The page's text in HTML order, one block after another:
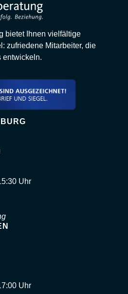
bietet Ihnen vielfältige
zufriedene Mitarbeiter, die
entwickeln.
Uhr
Uhr